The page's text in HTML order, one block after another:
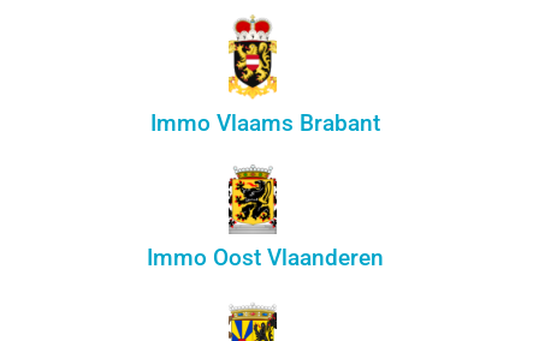
Immo Vlaams Brabant
Immo Oost Vlaanderen